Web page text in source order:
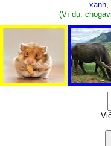
xanh,
(Ví dụ: